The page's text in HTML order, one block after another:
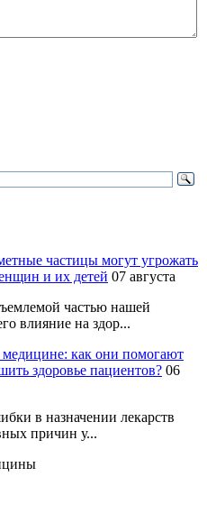
частицы могут угрожать
и их детей 07 августа
частью нашей
влияние на здор...
как они помогают
здоровье пациентов? 06
в назначении лекарств
причин у...